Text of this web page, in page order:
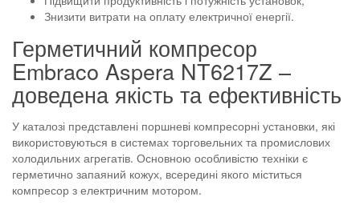
Знизити витрати на оплату електричної енергії.
Герметичний компресор
Embraco Aspera NT6217Z –
доведена якість та ефективність
У каталозі представлені поршневі компресорні установки, які
використовуються в системах торговельних та промислових
холодильних агрегатів. Основною особливістю техніки є
герметично запаяний кожух, всередині якого міститься
компресор з електричним мотором.